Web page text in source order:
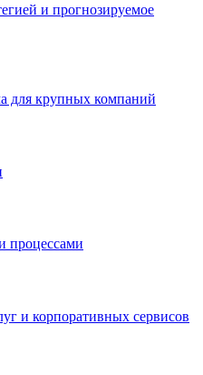
и прогнозируемое
для крупных компаний
процессами
и корпоративных сервисов